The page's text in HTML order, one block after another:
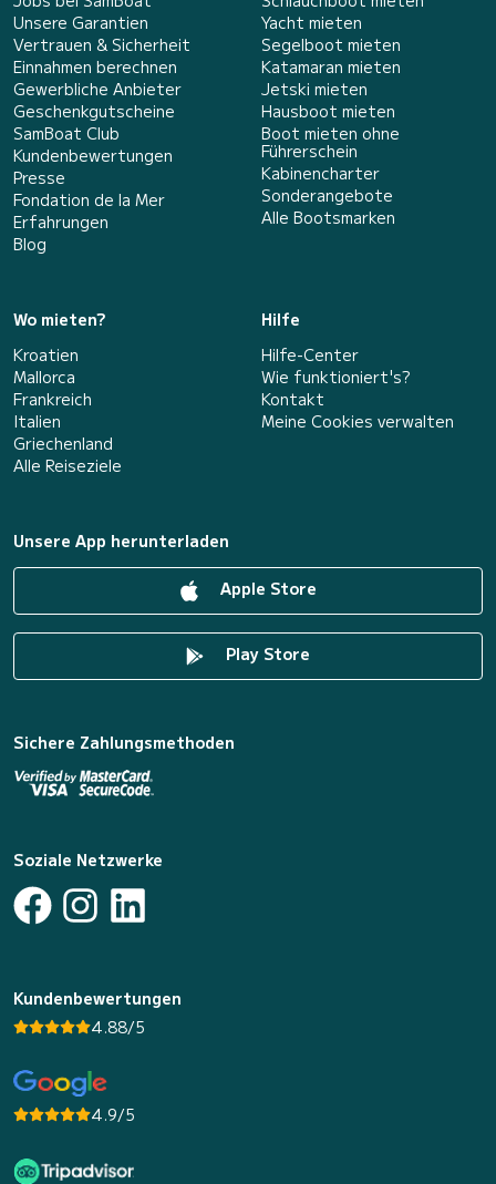
Unsere Garantien
Vertrauen & Sicherheit
Einnahmen berechnen
Gewerbliche Anbieter
Geschenkgutscheine
SamBoat Club
Kundenbewertungen
Presse
Fondation de la Mer
Erfahrungen
Blog
Yacht mieten
Segelboot mieten
Katamaran mieten
Jetski mieten
Hausboot mieten
Boot mieten ohne
Führerschein
Kabinencharter
Sonderangebote
Alle Bootsmarken
Wo mieten?
Kroatien
Mallorca
Frankreich
Italien
Griechenland
Alle Reiseziele
Hilfe
Hilfe-Center
Wie funktioniert's?
Kontakt
Meine Cookies verwalten
Unsere App herunterladen
Apple Store
Play Store
Sichere Zahlungsmethoden
Soziale Netzwerke
Kundenbewertungen
4.88/5
4.9/5